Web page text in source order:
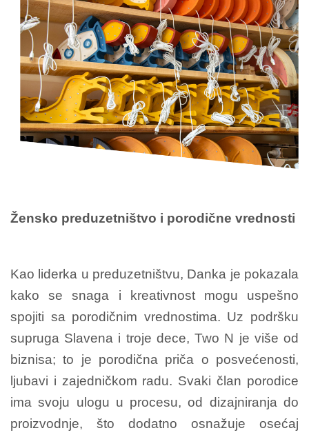
Žensko preduzetništvo i porodične vrednosti
Kao liderka u preduzetništvu, Danka je pokazala
kako se snaga i kreativnost mogu uspešno
spojiti sa porodičnim vrednostima. Uz podršku
supruga Slavena i troje dece, Two N je više od
biznisa; to je porodična priča o posvećenosti,
ljubavi i zajedničkom radu. Svaki član porodice
ima svoju ulogu u procesu, od dizajniranja do
proizvodnje, što dodatno osnažuje osećaj